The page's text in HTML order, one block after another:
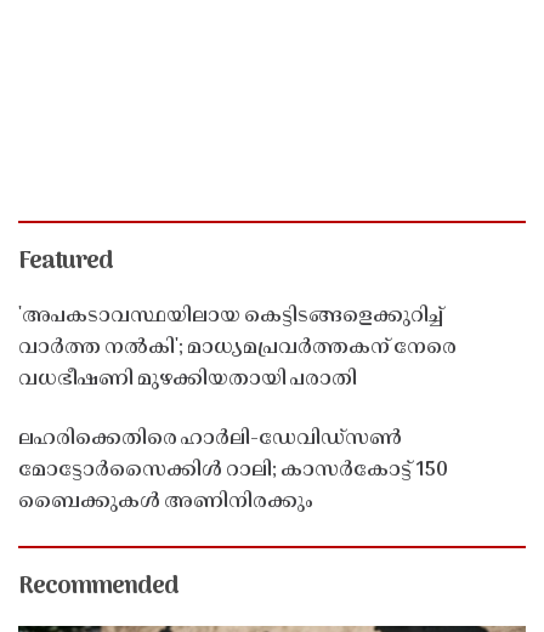
Featured
'അപകടാവസ്ഥയിലായ കെട്ടിടങ്ങളെക്കുറിച്ച്
വാർത്ത നൽകി'; മാധ്യമപ്രവർത്തകന് നേരെ
വധഭീഷണി മുഴക്കിയതായി പരാതി
ലഹരിക്കെതിരെ ഹാർലി-ഡേവിഡ്‌സൺ
മോട്ടോർസൈക്കിൾ റാലി; കാസർകോട്ട് 150
ബൈക്കുകൾ അണിനിരക്കും
Recommended